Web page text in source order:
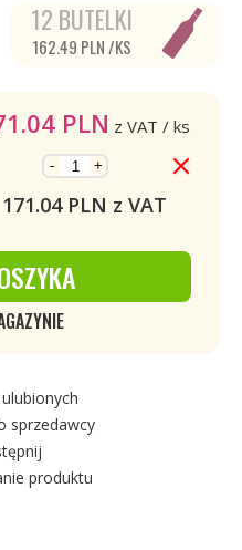
12 BUTELKI
162.49 PLN /KS
PLN z VAT / ks
- +
171.04PLN z VAT
sprzedawcy
produktu